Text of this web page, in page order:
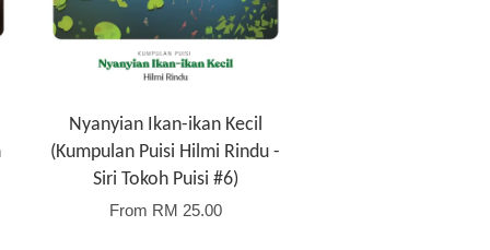
Nyanyian Ikan-ikan Kecil
(Kumpulan Puisi Hilmi Rindu -
Siri Tokoh Puisi #6)
From RM 25.00